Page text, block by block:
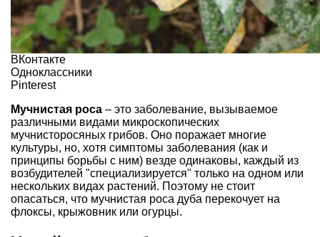
ВКонтакте
Одноклассники
Pinterest
Мучнистая роса – это заболевание, вызываемое
различными видами микроскопических
мучнисторосяных грибов. Оно поражает многие
культуры, но, хотя симптомы заболевания (как и
принципы борьбы с ним) везде одинаковы, каждый из
возбудителей "специализируется" только на одном или
нескольких видах растений. Поэтому не стоит
опасаться, что мучнистая роса дуба перекочует на
флоксы, крыжовник или огурцы.